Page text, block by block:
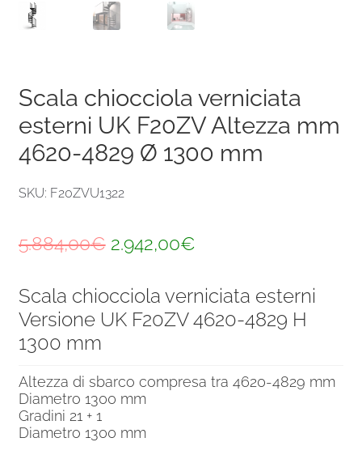
Scala chiocciola verniciata
esterni UK F20ZV Altezza mm
4620-4829 Ø 1300 mm
SKU: F20ZVU1322
5.884,00€ Il
originale
era:
2.942,00€Il
attuale
è:
Scala chiocciola verniciata esterni
Versione UK F20ZV 4620-4829 H
1300 mm
Altezza di sbarco compresa tra 4620-4829 mm
Diametro 1300 mm
Gradini 21 + 1
Diametro 1300 mm